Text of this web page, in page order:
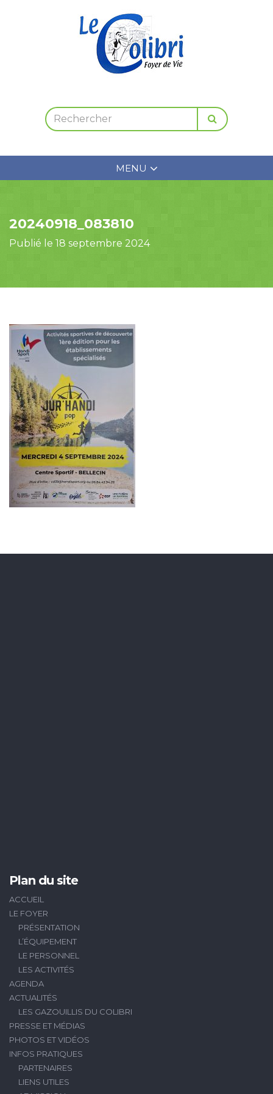
MENU
20240918_083810
Publié le 18 septembre 2024
Plan du site
ACCUEIL
LE FOYER
PRÉSENTATION
L’ÉQUIPEMENT
LE PERSONNEL
LES ACTIVITÉS
AGENDA
ACTUALITÉS
LES GAZOUILLIS DU COLIBRI
PRESSE ET MÉDIAS
PHOTOS ET VIDÉOS
INFOS PRATIQUES
PARTENAIRES
LIENS UTILES